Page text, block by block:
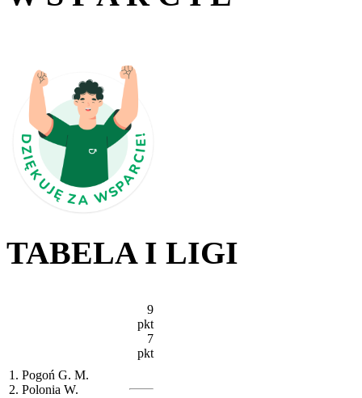
TABELA I LIGI
1. Pogoń G. M.
2. Polonia W.
9
pkt
7
pkt